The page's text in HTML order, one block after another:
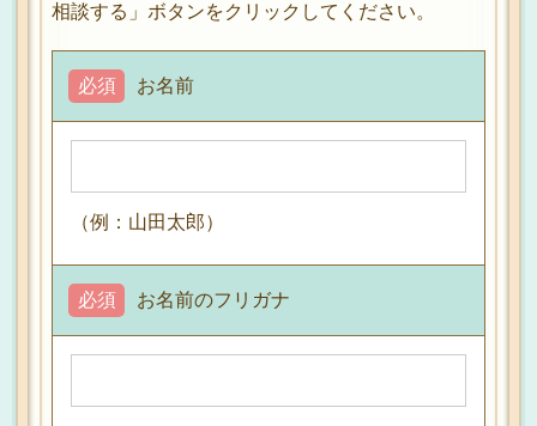
相談する」ボタンをクリックしてください。
お名前
必須
（例：山田太郎）
お名前のフリガナ
必須